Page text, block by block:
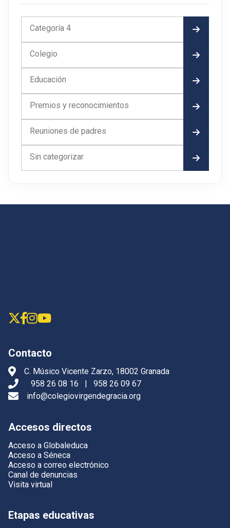
Categoría 4
Colegio
Educación
Premios y reconocimientos
Reuniones de padres
Sin categorizar
Contacto
C. Músico Vicente Zarzo, 18002 Granada
958 26 08 16
|
958 26 09 67
info@colegiovirgendegracia.org
Accesos directos
Acceso a Globaleduca
Acceso a Séneca
Acceso a correo electrónico
Canal de denuncias
Visita virtual
Etapas educativas